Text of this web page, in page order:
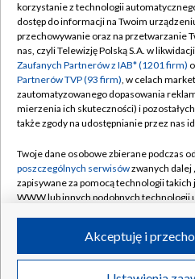
Abonament TVP
Emisja w TVP
Centrum informacji TVP
Naziemna Telewizja Cyfrowa
Rada Programowa
System NOS
Informacje o nadawcy
Program dla prasy
Polityka
Moje
©2026 Telewizja
korzystanie z technologii
dostęp do informacji na Twoim
przechowywanie oraz na przetwarzanie
nas, czyli Telewizję Polską S.A. w
Zaufanych Partnerów z IAB* (1201 firm)
Partnerów TVP (93 firm), w celach
zautomatyzowanego dopasowania
mierzenia ich skuteczności) i
także zgody na udostępnianie przez nas
Twoje dane osobowe zbierane podczas
poszczególnych serwisówzwanych dalej
zapisywane za pomocą technologii
WWW lub innych podobnych technologii
ruchu w Internecie.
Twoje dane osobowe zbierane podczas
Akceptuję i